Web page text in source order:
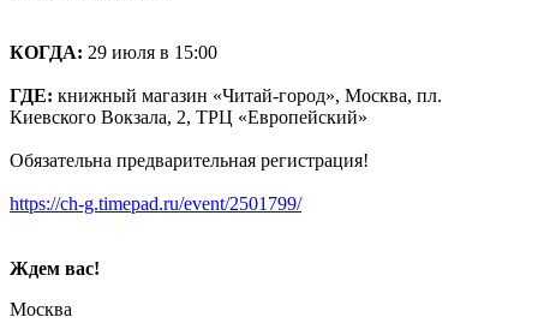
КОГДА: 29 июля в 15:00
ГДЕ: книжный магазин «Читай-город», Москва, пл.
Киевского Вокзала, 2, ТРЦ «Европейский»
Обязательна предварительная регистрация!
https://ch-g.timepad.ru/event/2501799/
Ждем вас!
Москва